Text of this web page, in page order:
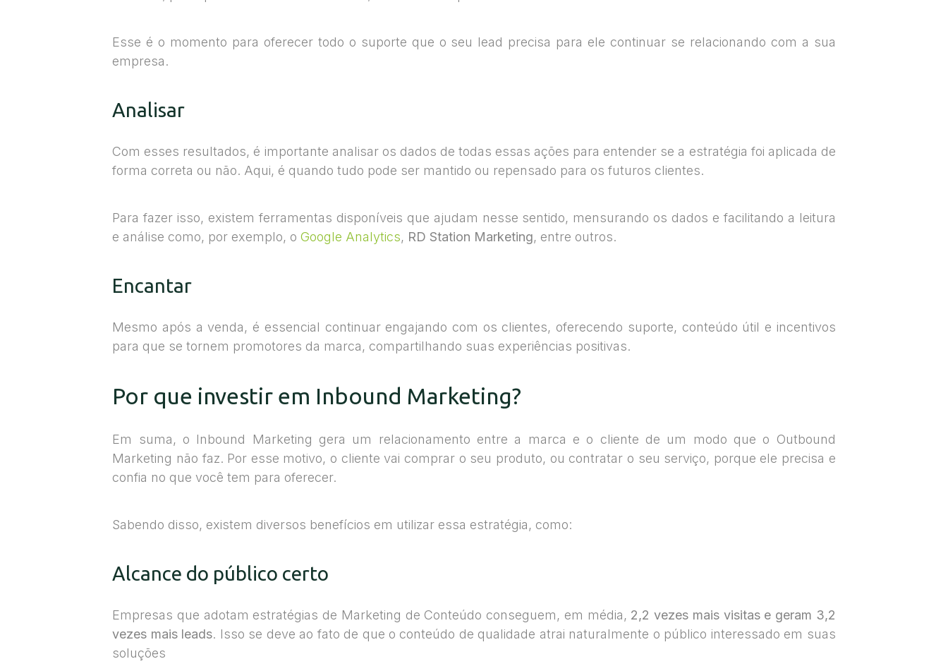
Esse é o momento para oferecer todo o suporte que o seu lead precisa para ele continuar se relacionando com a sua
empresa.
Analisar
Com esses resultados, é importante analisar os dados de todas essas ações para entender se a estratégia foi aplicada de
forma correta ou não. Aqui, é quando tudo pode ser mantido ou repensado para os futuros clientes.
Para fazer isso, existem ferramentas disponíveis que ajudam nesse sentido, mensurando os dados e facilitando a leitura
e análise como, por exemplo, oGoogle Analytics, RD Station Marketing, entre outros.
Encantar
Mesmo após a venda, é essencial continuar engajando com os clientes, oferecendo suporte, conteúdo útil e incentivos
para que se tornem promotores da marca, compartilhando suas experiências positivas.
Por que investir em Inbound Marketing?
Em suma, o Inbound Marketing gera um relacionamento entre a marca e o cliente de um modo que o Outbound
Marketing não faz. Por esse motivo, o cliente vai comprar o seu produto, ou contratar o seu serviço, porque ele precisa e
confia no que você tem para oferecer.
Sabendo disso, existem diversos benefícios em utilizar essa estratégia, como:
Alcance do público certo
Empresas que adotam estratégias de Marketing de Conteúdo conseguem, em média, 2,2 vezes mais visitas e geram 3,2
vezes mais leads. Isso se deve ao fato de que o conteúdo de qualidade atrai naturalmente o público interessado em suas
soluções